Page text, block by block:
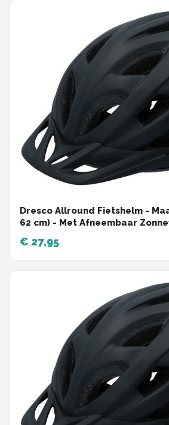
Dresco Allround Fietshelm -
62 cm) - Met Afneembaar
€ 27,95